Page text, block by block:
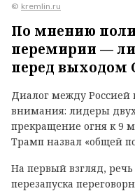
© kremlin.ru
По мнению
перемирии —
перед выходом
Диалог между Россией
внимания: лидеры
прекращение огня к 9
Трамп назвал «общей
На первый взгляд,
перезапуска